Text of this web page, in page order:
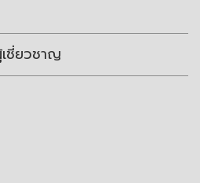
ชี่ยวชาญ